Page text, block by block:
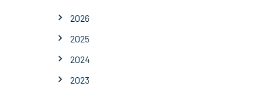
2026
2025
2024
2023